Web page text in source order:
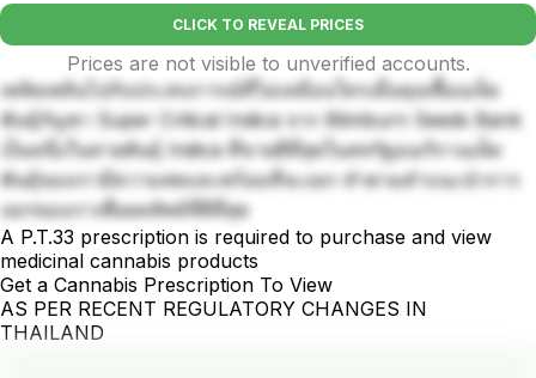
CLICK TO REVEAL PRICES
Prices are not visible to unverified accounts.
เพลิดเพลินไปกับประสบการณ์ที่ไม่เหมือนใครเมื่อคุณซื้อเมล็ด
พันธุ์กัญชา Super Critical Indica จาก Blimburn Seeds Bank
เป็นหนึ่งในสายพันธุ์ Indica ที่ขายดีที่สุดในสหรัฐอเมริกาเมล็ด
พันธุ์ของเรามีความสดและพร้อมที่จะงอก ทำตามคำแนะนำการ
งอกของเราเพื่อผลลัพธ์ที่ดีที่สุด
A P.T.33 prescription is required to purchase and view
medicinal cannabis products
Get a Cannabis Prescription To View
AS PER RECENT REGULATORY CHANGES IN
THAILAND